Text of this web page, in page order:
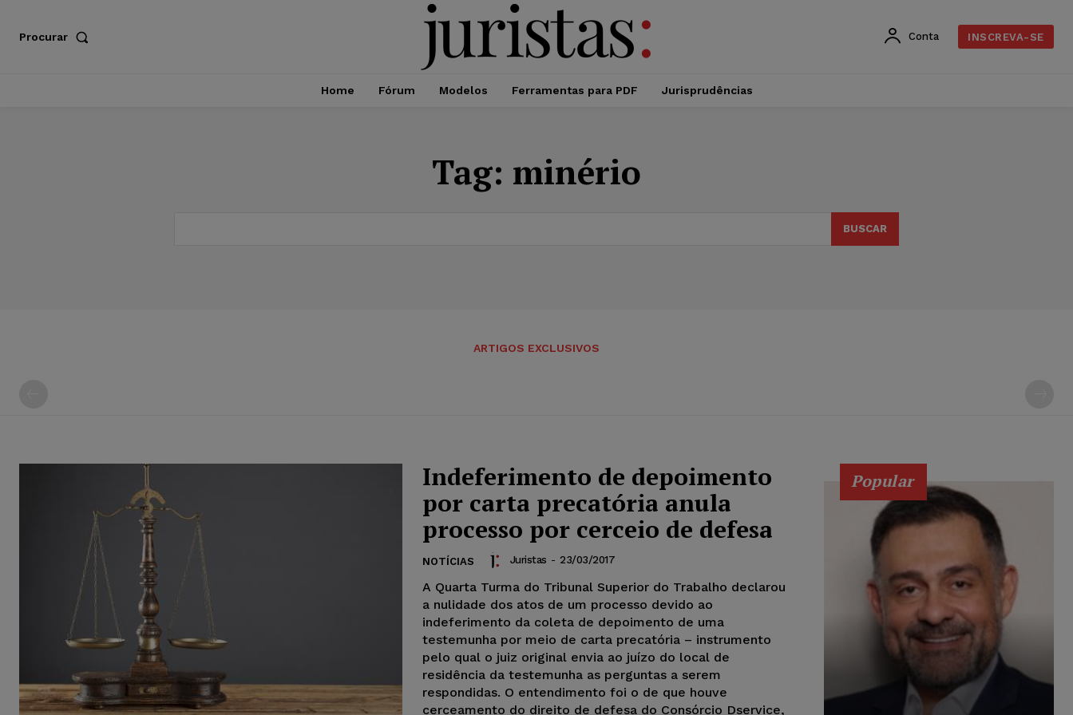
Procurar Conta INSCREVA-SE
Home Fórum Modelos Ferramentas para PDF Jurisprudências
Tag: minério
BUSCAR
ARTIGOS EXCLUSIVOS
Indeferimento de depoimento
por carta precatória anula
processo por cerceio de defesa
NOTÍCIAS Juristas - 23/03/2017
A Quarta Turma do Tribunal Superior do Trabalho declarou
a nulidade dos atos de um processo devido ao
indeferimento da coleta de depoimento de uma
testemunha por meio de carta precatória – instrumento
pelo qual o juiz original envia ao juízo do local de
residência da testemunha as perguntas a serem
respondidas. O entendimento foi o de que houve
cerceamento do direito de defesa do Consórcio Dservice,
Popular